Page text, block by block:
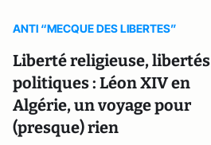
ANTI “MECQUE DES LIBERTES”
Liberté religieuse, libertés
politiques : Léon XIV en
Algérie, un voyage pour
(presque) rien